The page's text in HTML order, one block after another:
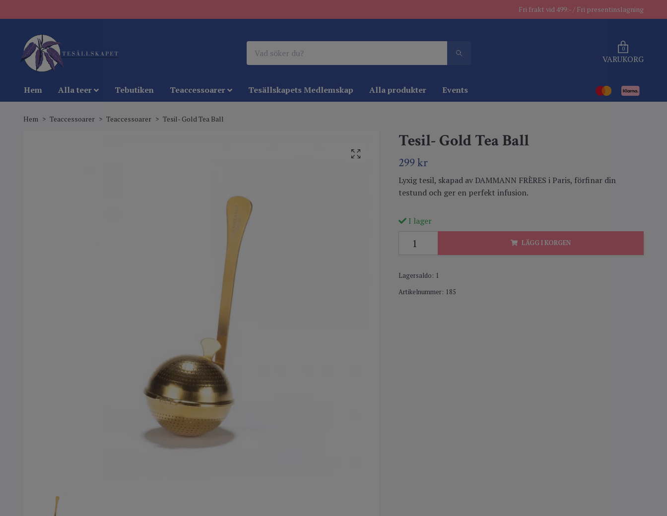
Fri frakt vid 499:- / Fri presentinslagning
0
VARUKORG
Hem Alla teer Tebutiken Teaccessoarer Tesällskapets Medlemskap Alla produkter Events
Hem Teaccessoarer Teaccessoarer Tesil- Gold Tea Ball
Tesil- Gold Tea Ball
299 kr
Lyxig tesil, skapad av DAMMANN FRÈRES i Paris, förfinar din
testund och ger en perfekt infusion.
I lager
LÄGG I KORGEN
Lagersaldo: 1
Artikelnummer: 185